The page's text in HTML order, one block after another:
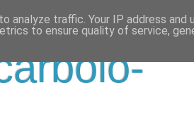
analyze traffic. Your IP address and
to ensure quality of service,